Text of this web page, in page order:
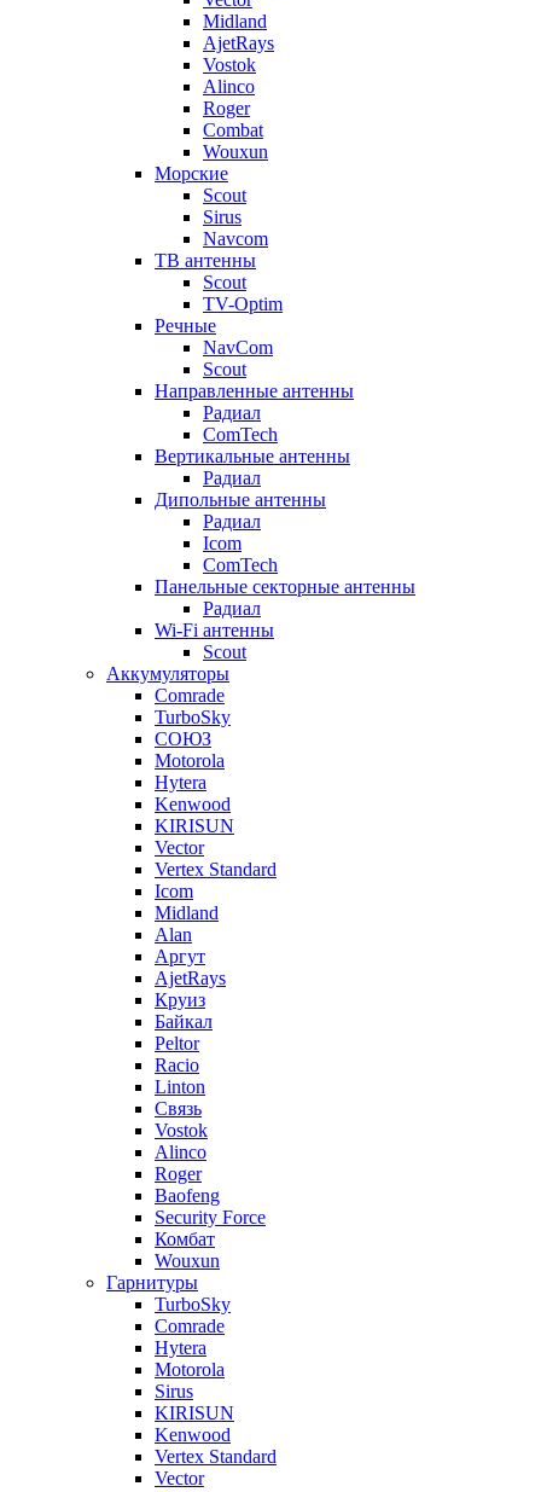
Midland
AjetRays
Vostok
Alinco
Roger
Combat
Wouxun
Морские
Scout
Sirus
Navcom
ТВ антенны
Scout
TV-Optim
Речные
NavCom
Scout
Направленные антенны
Радиал
ComTech
Вертикальные антенны
Радиал
Дипольные антенны
Радиал
Icom
ComTech
Панельные секторные антенны
Радиал
Wi-Fi антенны
Scout
Аккумуляторы
Comrade
TurboSky
СОЮЗ
Motorola
Hytera
Kenwood
KIRISUN
Vector
Vertex Standard
Icom
Midland
Alan
Аргут
AjetRays
Круиз
Байкал
Peltor
Racio
Linton
Связь
Vostok
Alinco
Roger
Baofeng
Security Force
Комбат
Wouxun
Гарнитуры
TurboSky
Comrade
Hytera
Motorola
Sirus
KIRISUN
Kenwood
Vertex Standard
Vector